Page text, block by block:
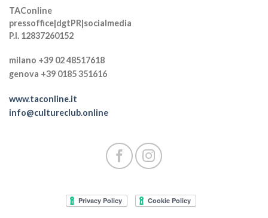
TAConline
pressoffice|dgtPR|socialmedia
P.I. 12837260152
milano +39 02 48517618
genova +39 0185 351616
www.taconline.it
info@cultureclub.online